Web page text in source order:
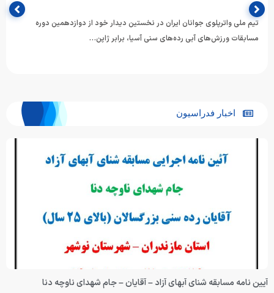
تیم ملی واترپلوی جوانان ایران در نخستین دیدار خود از دوازدهمین دوره
مسابقات ورزش‌های آبی رده‌های سنی آسیا، برابر ژاپن…
اخبار فدراسیون
آیین نامه مسابقه شنای آبهای آزاد – آقایان – جام شهدای ناوچه دنا